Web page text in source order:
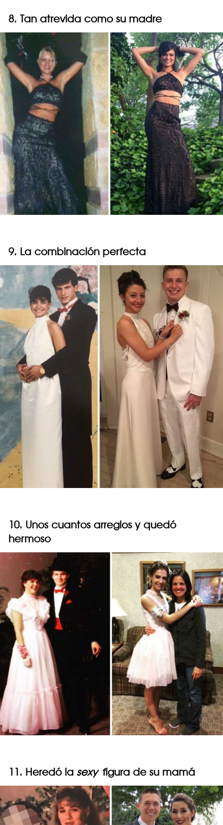
8. Tan atrevida como su madre
9. La combinación perfecta
10. Unos cuantos arreglos y quedó
hermoso
11. Heredó la sexyfigura de su mamá